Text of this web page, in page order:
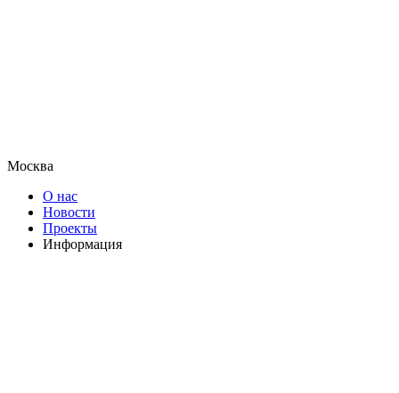
Москва
О нас
Новости
Проекты
Информация